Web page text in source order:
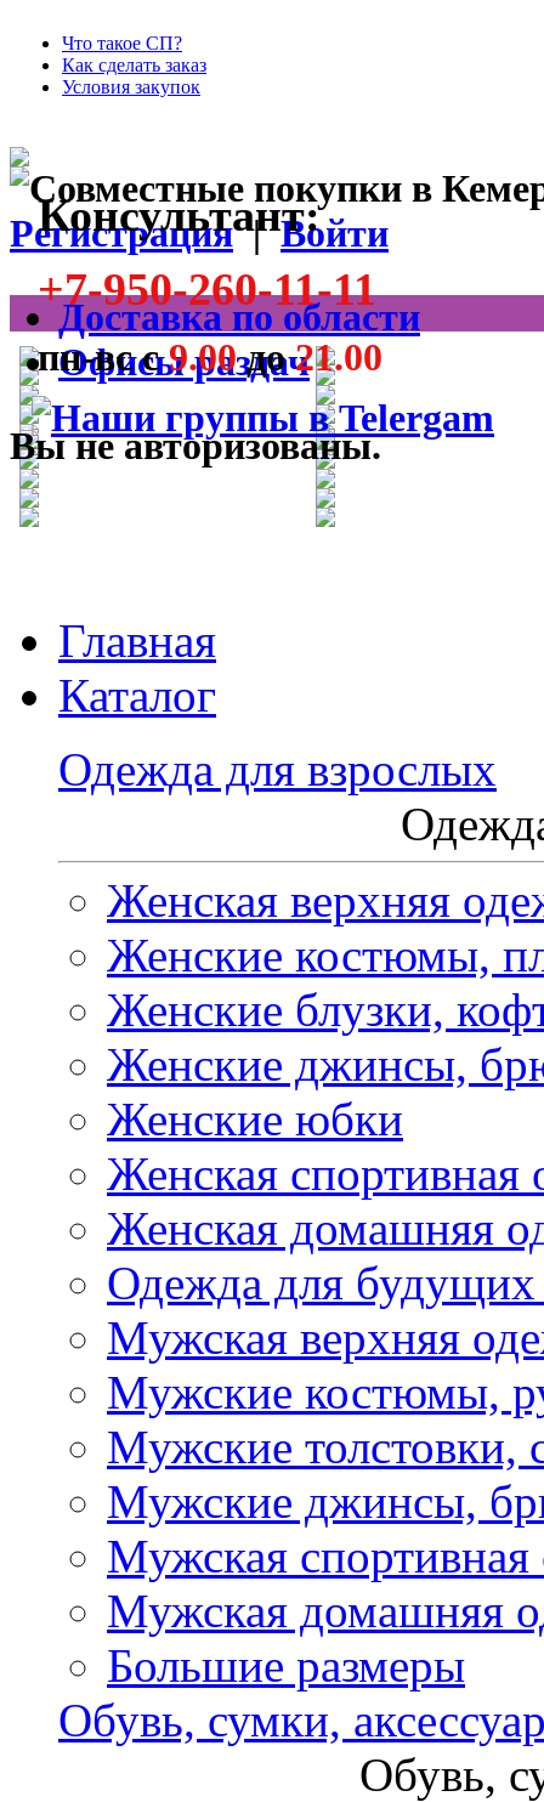
Что такое СП?
Как сделать заказ
Условия закупок
Консультант:
+7-950-260-11-11
пн-вс с9.00до21.00
Регистрация|Войти
Доставка по области
Офисы раздач
Вы не авторизованы.
Главная
Каталог
Одежда для взрослых
Женская верхняя
Женские костюмы,
Женские блузки,
Женские джинсы,
Женские юбки
Женская спортивная
Женская домашняя
Одежда для
Мужская верхняя
Мужские костюмы,
Мужские толстовки,
Мужские джинсы,
Мужская спортивная
Мужская домашняя
Большие размеры
Обувь, сумки,
Обувь,